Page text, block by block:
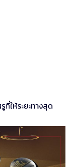
ให้ระยะทางสุด